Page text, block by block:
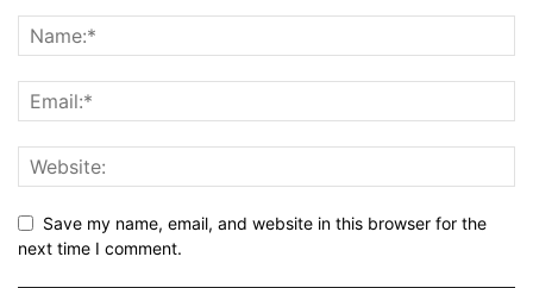
Save my name, email, and website in this browser for the
next time I comment.